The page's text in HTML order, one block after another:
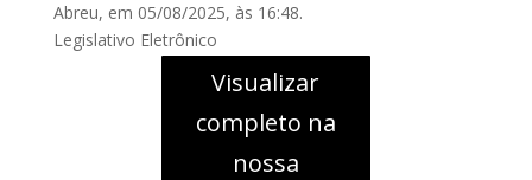
Abreu, em 05/08/2025, às 16:48.
Legislativo Eletrônico
Visualizar
completo na
nossa